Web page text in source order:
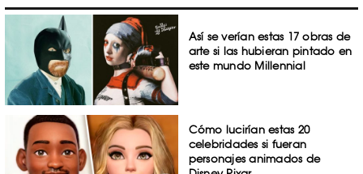
Así se verían estas 17 obras de
arte si las hubieran pintado en
este mundo Millennial
Cómo lucirían estas 20
celebridades si fueran
personajes animados de